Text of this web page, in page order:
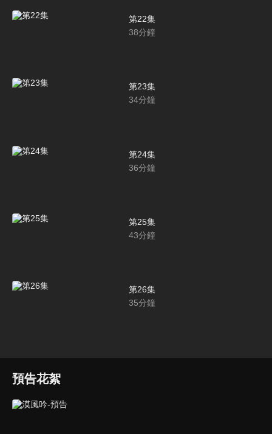
第22集
38分鐘
第23集
34分鐘
第24集
36分鐘
第25集
43分鐘
第26集
35分鐘
預告花絮